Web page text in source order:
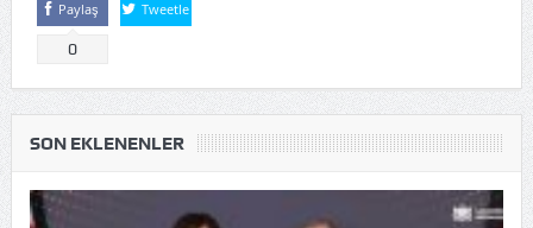
Paylaş
0
Tweetle
SON EKLENENLER